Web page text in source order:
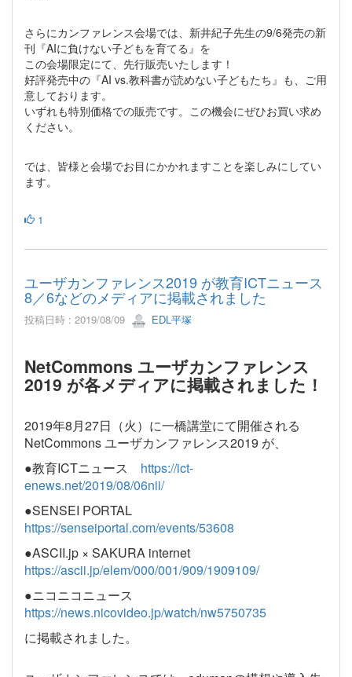
さらにカンファレンス会場では、新井紀子先生の9/6発売の新
刊『AIに負けない子どもを育てる』を
この会場限定にて、先行販売いたします！
好評発売中の『AI vs.教科書が読めない子どもたち』も、ご用
意しております。
いずれも特別価格での販売です。この機会にぜひお買い求め
ください。
では、皆様と会場でお目にかかれますことを楽しみにしてい
ます。
1
ユーザカンファレンス2019 が教育ICTニュース
8／6などのメディアに掲載されました
投稿日時 : 2019/08/09 EDL平塚
NetCommons ユーザカンファレンス
2019 が各メディアに掲載されました！
2019年8月27日（火）に一橋講堂にて開催される
NetCommons ユーザカンファレンス2019 が、
●教育ICTニュース https://ict-
enews.net/2019/08/06nii/
●SENSEI PORTAL
https://senseiportal.com/events/53608
●ASCII.jp × SAKURA internet
https://ascii.jp/elem/000/001/909/1909109/
●ニコニコニュース
https://news.nicovideo.jp/watch/nw5750735
に掲載されました。